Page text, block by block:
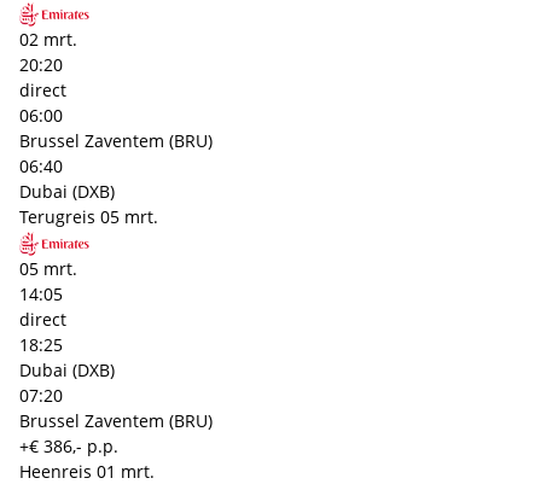
02 mrt.
20:20
direct
06:00
Brussel Zaventem (BRU)
06:40
Dubai (DXB)
Terugreis 05 mrt.
05 mrt.
14:05
direct
18:25
Dubai (DXB)
07:20
Brussel Zaventem (BRU)
+€ 386,- p.p.
Heenreis 01 mrt.